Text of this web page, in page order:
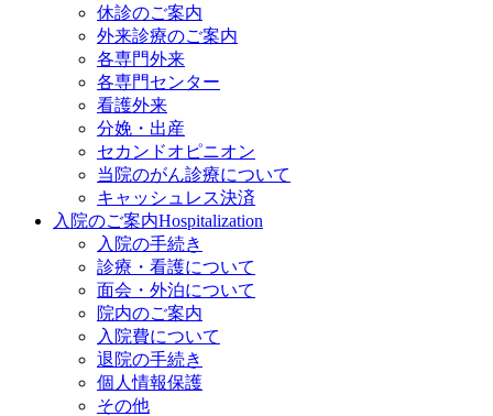
休診のご案内
外来診療のご案内
各専門外来
各専門センター
看護外来
分娩・出産
セカンドオピニオン
当院のがん診療について
キャッシュレス決済
入院のご案内Hospitalization
入院の手続き
診療・看護について
面会・外泊について
院内のご案内
入院費について
退院の手続き
個人情報保護
その他